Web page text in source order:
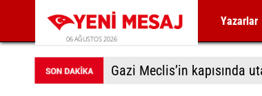
06 AĞUSTOS 2026
Yazarlar
Gazi Meclis’in kapısında